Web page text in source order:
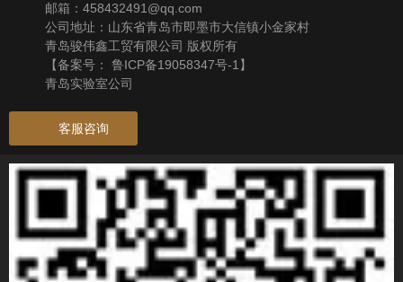
邮箱：458432491@qq.com
公司地址：山东省青岛市即墨市大信镇小金家村
青岛骏伟鑫工贸有限公司 版权所有
【备案号： 鲁ICP备19058347号-1 】
青岛实验室公司
客服咨询